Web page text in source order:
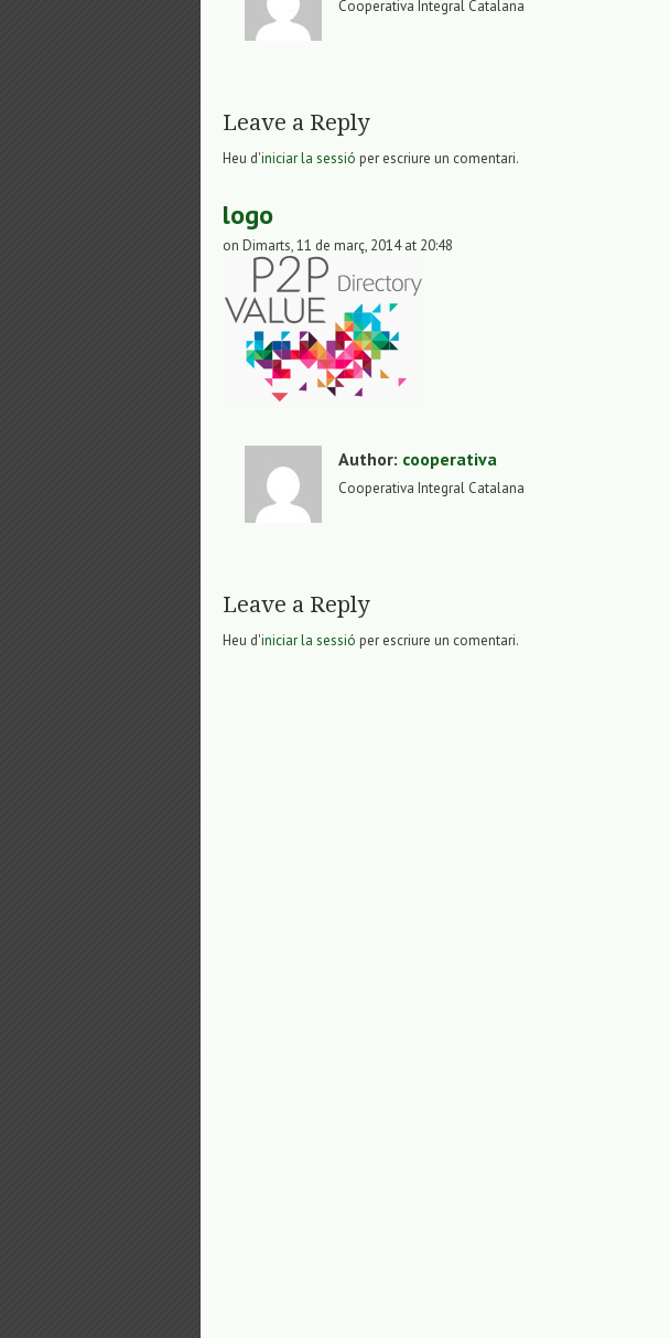
Cooperativa Integral Catalana
Leave a Reply
Heu d'iniciar la sessió per escriure un comentari.
logo
on Dimarts, 11 de març, 2014 at 20:48
Author: cooperativa
Cooperativa Integral Catalana
Leave a Reply
Heu d'iniciar la sessió per escriure un comentari.